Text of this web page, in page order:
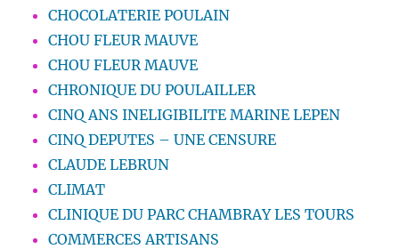
CHOCOLATERIE POULAIN
CHOU FLEUR MAUVE
CHOU FLEUR MAUVE
CHRONIQUE DU POULAILLER
CINQ ANS INELIGIBILITE MARINE LEPEN
CINQ DEPUTES – UNE CENSURE
CLAUDE LEBRUN
CLIMAT
CLINIQUE DU PARC CHAMBRAY LES TOURS
COMMERCES ARTISANS